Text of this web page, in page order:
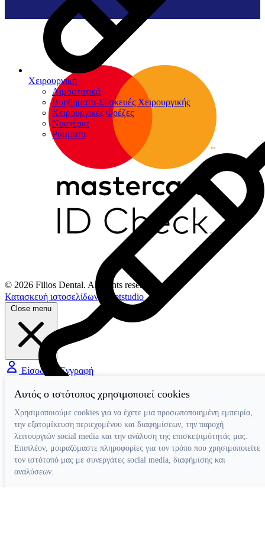
Χειρουργική
Αιμοστατικά
Βοηθήματα-Συσκευές Χειρουργικής
Χειρουργικές Φρέζες
Νυστέρια
Ράµµατα
Διάφορα Βοηθήματα
© 2026 Filios Dental. All rights reserved.
Κατασκευή ιστοσελίδων
Netstudio
Close menu
Είσοδος / Εγγραφή
Αυτός ο ιστότοπος χρησιμοποιεί cookies
Χρησιμοποιούμε cookies για να έχετε μια προσωποποιημένη εμπειρία,
την εξατομίκευση περιεχομένου και διαφημίσεων, την παροχή
λειτουργιών social media και την ανάλυση της επισκεψιμότητάς μας.
Επιπλέον, μοιραζόμαστε πληροφορίες για τον τρόπο που χρησιμοποιείτε
τον ιστότοπό μας με συνεργάτες social media, διαφήμισης και
αναλύσεων.